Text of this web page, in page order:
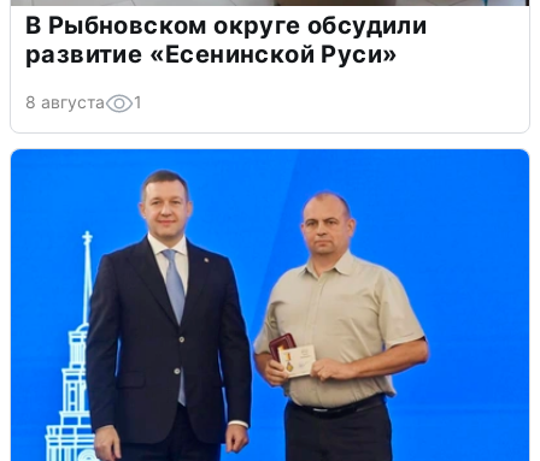
В Рыбновском округе обсудили
развитие «Есенинской Руси»
8 августа 1